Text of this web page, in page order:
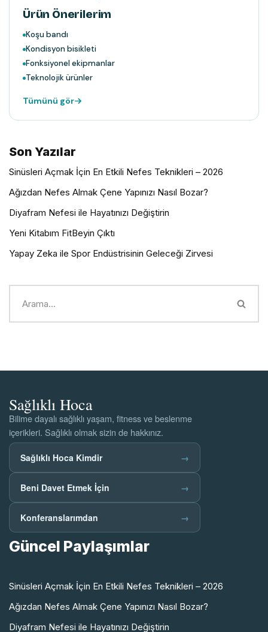
Ürün Önerilerim
Koşu bandı
Kondisyon bisikleti
Fonksiyonel ekipmanlar
Teknolojik ürünler
Tümünü gör
Son Yazılar
Sinüsleri Açmak İçin En Etkili Nefes Teknikleri – 2026
Ağızdan Nefes Almak Çene Yapınızı Nasıl Bozar?
Diyafram Nefesi ile Hayatınızı Değiştirin
Yeni Kitabım FitBeyin Çıktı
Yapay Zeka ile Spor Endüstrisinin Geleceği Zirvesi
Sağlıklı Hoca
Bilime dayalı sağlıklı yaşam, fitness ve beslenme
içerikleri. Sağlıklı olmak sizin de hakkınız.
Sağlıklı Hoca Kimdir →
Beni Davet Etmek İçin →
Konferanslarımdan →
Güncel Paylaşımlar
Sinüsleri Açmak İçin En Etkili Nefes Teknikleri – 2026
Ağızdan Nefes Almak Çene Yapınızı Nasıl Bozar?
Diyafram Nefesi ile Hayatınızı Değiştirin